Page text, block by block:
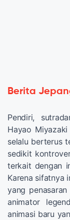
Berita
Pendiri,
Hayao
selalu berterus
sedikit
terkait dengan
Karena sifatnya
yang
animator
animasi baru